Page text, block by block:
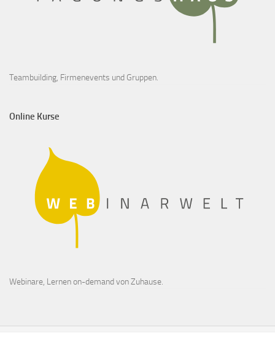
Teambuilding, Firmenevents und Gruppen.
Online Kurse
Webinare, Lernen on-demand von Zuhause.